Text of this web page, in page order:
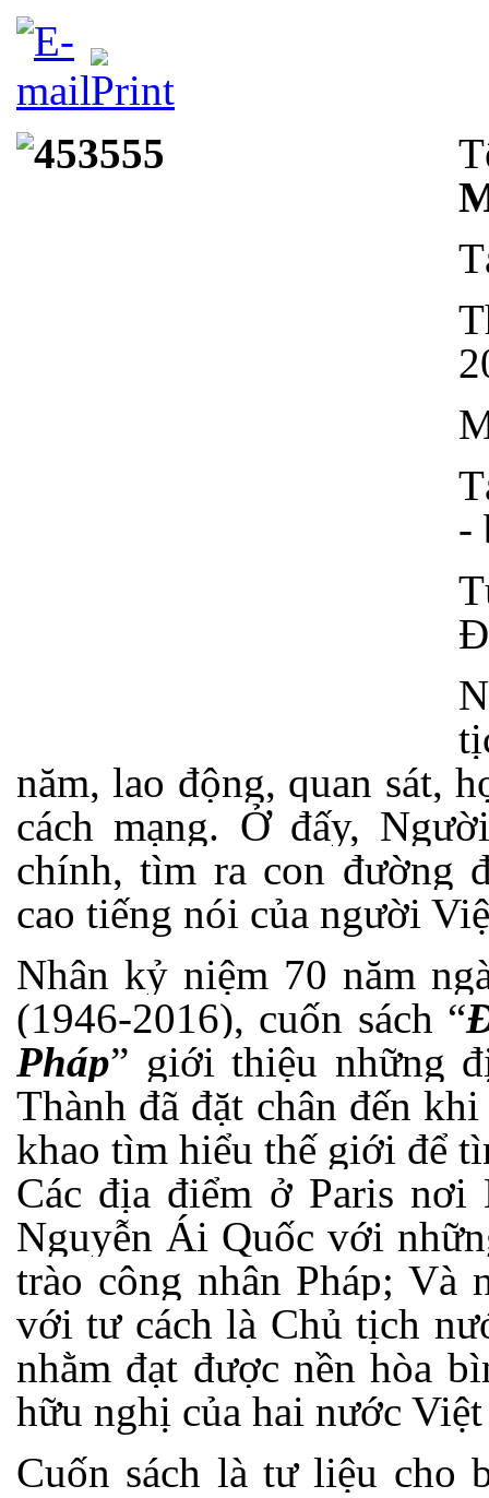
-
năm, lao động, quan sát,
cách mạng. Ở đấy,
chính, tìm ra con đường
cao tiếng nói của người
Nhân kỷ niệm 70 năm
(1946-2016), cuốn sách “
Pháp” giới thiệu những
Thành đã đặt chân đến
khao tìm hiểu thế giới để
Các địa điểm ở Paris nơi
Nguyễn Ái Quốc với
trào công nhân Pháp; Và
với tư cách là Chủ tịch
nhằm đạt được nền hòa
hữu nghị của hai nước
Cuốn sách là tư liệu cho